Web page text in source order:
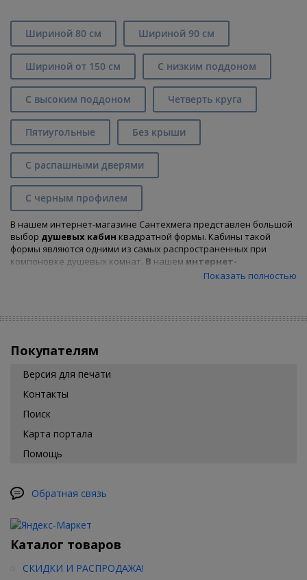
Шириной 80 см Шириной 90 см
Шириной от 150 см С низким поддоном
С высоким поддоном Четверть круга
Пятиугольные Без крыши
С распашными дверями
С черным профилем
В нашем интернет-магазине Сантехмега представлен большой
выбор душевых кабин квадратной формы. Кабины такой
формы являются одними из самых распространенных при
компоновке душевых комнат. В нашем интернет-
представлен огромный модельный рядквадратных
кабину подходящего размера воспользуйтесь фильтром
Показать полностью
Покупателям
Версия для печати
Контакты
Поиск
Карта портала
Помощь
Обратная связь
Каталог товаров
СКИДКИ И РАСПРОДАЖА!